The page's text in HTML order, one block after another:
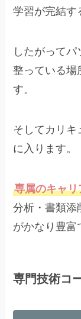
学習が完結す
したがって
整っている場
す。
そしてカリキ
に入ります。
専属のキャ
分析・書類添
がかなり豊富
専門技術コ